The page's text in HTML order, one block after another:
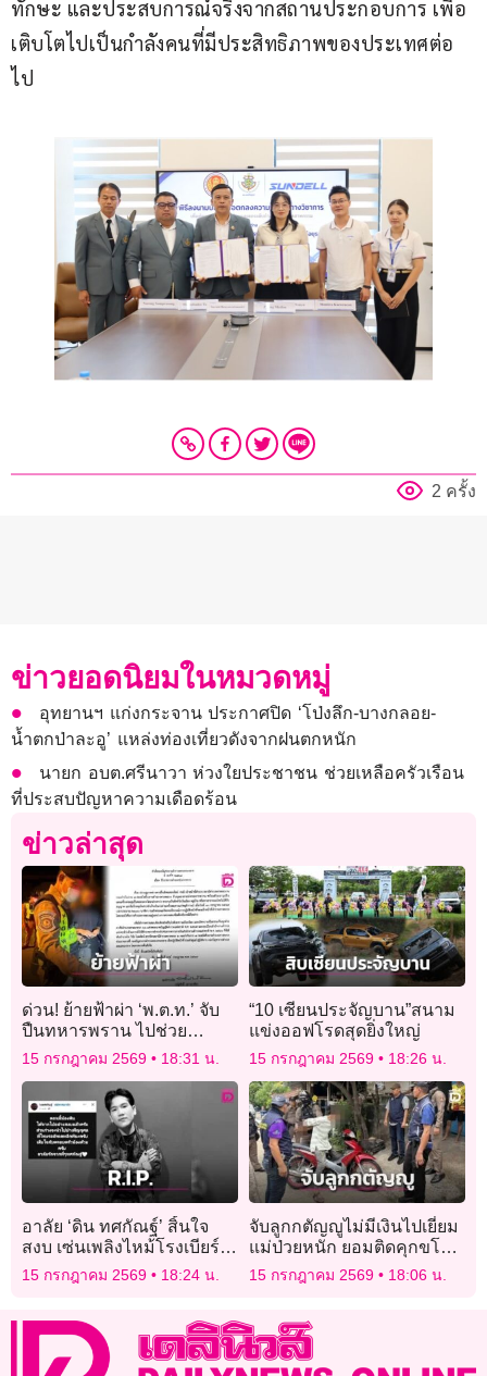
ทักษะ และประสบการณ์จริงจากสถานประกอบการ เพื่อ
เติบโตไปเป็นกำลังคนที่มีประสิทธิภาพของประเทศต่อ
ไป
2 ครั้ง
ข่าวยอดนิยมในหมวดหมู่
อุทยานฯ แก่งกระจาน ประกาศปิด ‘โป่งลึก-บางกลอย-
น้ำตกป่าละอู’ แหล่งท่องเที่ยวดังจากฝนตกหนัก
นายก อบต.ศรีนาวา ห่วงใยประชาชน ช่วยเหลือครัวเรือน
ที่ประสบปัญหาความเดือดร้อน
ข่าวล่าสุด
ด่วน! ย้ายฟ้าผ่า ‘พ.ต.ท.’ จับ
ปืนทหารพราน ไปช่วย
ราชการ บช.ก. โดยขาดจาก
ต้นสังกัด
15 กรกฎาคม 2569 18:31 น.
“10 เซียนประจัญบาน”สนาม
แข่งออฟโรดสุดยิ่งใหญ่
15 กรกฎาคม 2569 18:26 น.
อาลัย ‘ดิน ทศกัณฐ์’ สิ้นใจ
สงบ เซ่นเพลิงไหม้โรงเบียร์
ลาดพร้าว ยอดตายพุ่ง 33 ศพ!
15 กรกฎาคม 2569 18:24 น.
จับลูกกตัญญูไม่มีเงินไปเยี่ยม
แม่ป่วยหนัก ยอมติดคุกขโมย
มอเตอร์ไซค์ไปหาแม่
15 กรกฎาคม 2569 18:06 น.